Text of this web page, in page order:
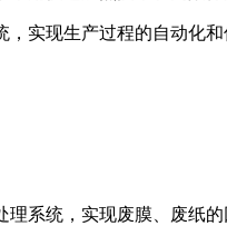
，实现生产过程的自动化
理系统，实现废膜、废纸的